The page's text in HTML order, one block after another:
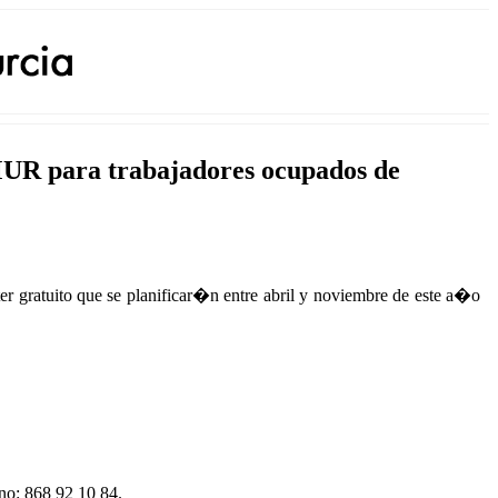
para trabajadores ocupados de
gratuito que se planificar�n entre abril y noviembre de este a�o
868 92 10 84.